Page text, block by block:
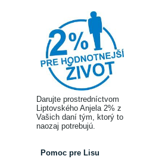
Darujte prostredníctvom
Liptovského Anjela 2% z
Vašich daní tým, ktorý to
naozaj potrebujú.
Pomoc pre Lisu